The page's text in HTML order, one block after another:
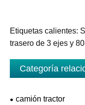
Etiquetas calientes:
trasero de 3 ejes y
Categoría
camión tractor